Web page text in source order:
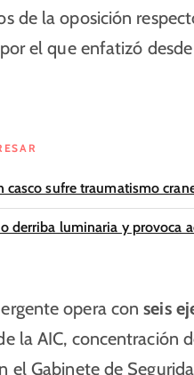
de la oposición
el que enfatizó
sufre traumatismo
derriba luminaria y provoca
opera conseis
la AIC, concentración
el Gabinete de